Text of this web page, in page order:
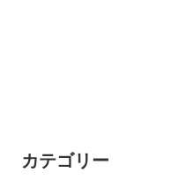
カテゴリー